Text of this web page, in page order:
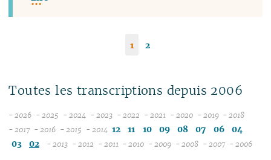
1 2
Toutes les transcriptions depuis 2006
- 2026 - 2025 - 2024 - 2023 - 2022
12
- 2021 - 2020
12
11
- 2019
12
- 2018
11
- 2017 - 2016 - 2015 - 2014 12 11 10 09 08 07 06
04
03
02 - 2013 - 2012 - 2011 - 2010 - 2009 - 2008 - 2007 - 2006